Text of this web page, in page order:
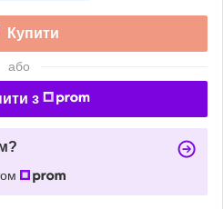
Купити
або
з